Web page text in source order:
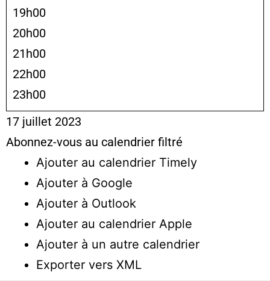
19h00
20h00
21h00
22h00
23h00
17 juillet 2023
Abonnez-vous au calendrier filtré
Ajouter au calendrier Timely
Ajouter à Google
Ajouter à Outlook
Ajouter au calendrier Apple
Ajouter à un autre calendrier
Exporter vers XML